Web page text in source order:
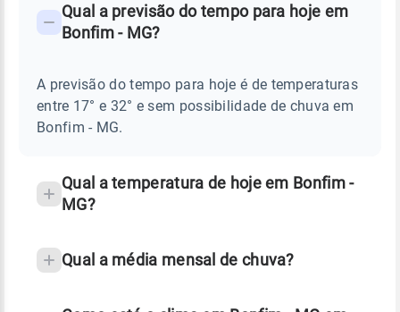
TEMPO
Perguntas
sobre
chuva
Qual a previsão do tempo para hoje em
Bonfim - MG?
A previsão do tempo para hoje é de temperaturas
entre 17° e 32° e sem possibilidade de chuva em
Bonfim - MG.
Qual a temperatura de hoje em Bonfim -
MG?
Qual a média mensal de chuva?